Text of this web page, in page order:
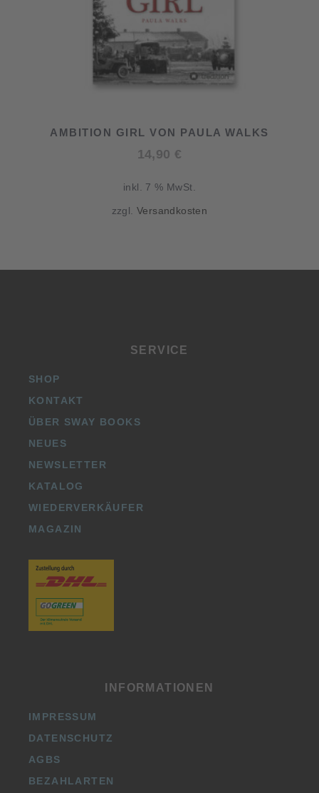
AMBITION GIRL VON PAULA WALKS
14,90 €
inkl. 7 % MwSt.
zzgl.Versandkosten
SERVICE
SHOP
KONTAKT
ÜBER SWAY BOOKS
NEUES
NEWSLETTER
KATALOG
WIEDERVERKÄUFER
MAGAZIN
INFORMATIONEN
IMPRESSUM
DATENSCHUTZ
AGBS
BEZAHLARTEN